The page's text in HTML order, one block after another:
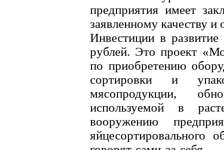
предприятия имеет
заявленному качеству
Инвестиции в
рублей. Это проект
по приобретению
сортировки и
мясопродукции,
используемой в
вооружению
яйцесортировального